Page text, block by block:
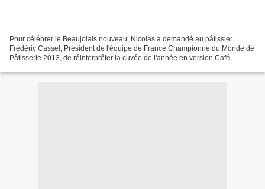
Pour célébrer le Beaujolais nouveau, Nicolas a demandé au pâtissier
Frédéric Cassel, Président de l'équipe de France Championne du Monde de
Pâtisserie 2013, de réinterprêter la cuvée de l'année en version Café